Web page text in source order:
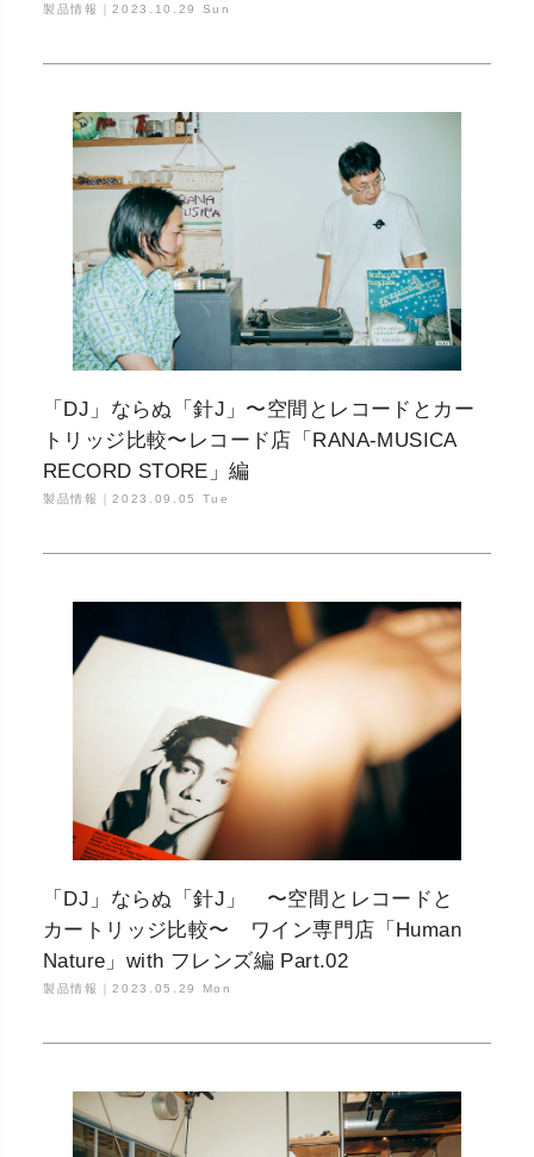
製品情報｜2023.10.29 Sun
「DJ」ならぬ「針J」〜空間とレコードとカー
トリッジ比較〜レコード店「RANA-MUSICA
RECORD STORE」編
製品情報｜2023.09.05 Tue
「DJ」ならぬ「針J」 〜空間とレコードと
カートリッジ比較〜 ワイン専門店「Human
Nature」with フレンズ編 Part.02
製品情報｜2023.05.29 Mon